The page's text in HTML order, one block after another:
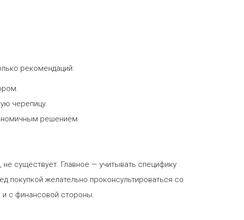
рекомендаций:
черепицу.
решением.
существует. Главное — учитывать специфику
покупкой желательно проконсультироваться со
и с финансовой стороны.